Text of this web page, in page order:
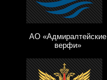
АО «Адмиралтейские
верфи»